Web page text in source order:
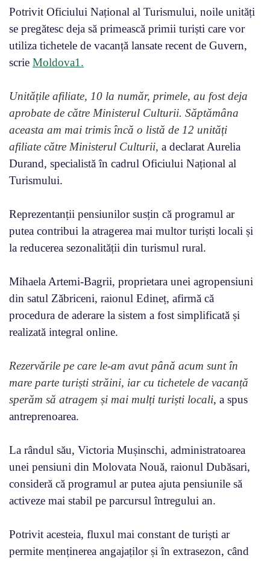
Potrivit Oficiului Național al Turismului, noile unități
se pregătesc deja să primească primii turiști care vor
utiliza tichetele de vacanță lansate recent de Guvern,
scrie Moldova1.
Unitățile afiliate, 10 la număr, primele, au fost deja
aprobate de către Ministerul Culturii. Săptămâna
aceasta am mai trimis încă o listă de 12 unități
afiliate către Ministerul Culturii, a declarat Aurelia
Durand, specialistă în cadrul Oficiului Național al
Turismului.
Reprezentanții pensiunilor susțin că programul ar
putea contribui la atragerea mai multor turiști locali și
la reducerea sezonalității din turismul rural.
Mihaela Artemi-Bagrii, proprietara unei agropensiuni
din satul Zăbriceni, raionul Edineț, afirmă că
procedura de aderare la sistem a fost simplificată și
realizată integral online.
Rezervările pe care le-am avut până acum sunt în
mare parte turiști străini, iar cu tichetele de vacanță
sperăm să atragem și mai mulți turiști locali, a spus
antreprenoarea.
La rândul său, Victoria Mușinschi, administratoarea
unei pensiuni din Molovata Nouă, raionul Dubăsari,
consideră că programul ar putea ajuta pensiunile să
activeze mai stabil pe parcursul întregului an.
Potrivit acesteia, fluxul mai constant de turiști ar
permite menținerea angajaților și în extrasezon, când